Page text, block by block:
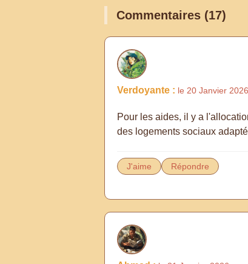
Commentaires (17)
Verdoyante : le 20 Janvier 2026
Pour les aides, il y a
des logements sociaux
J'aime Répondre